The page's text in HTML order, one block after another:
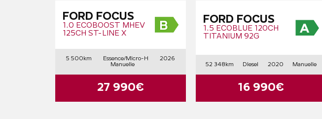
FORD FOCUS
1.0 ECOBOOST MHEV
125CH ST-LINE X
5 500km Essence/Micro-H
2026
Manuelle
27 990€
FORD FOCUS
1.5 ECOBLUE 120CH
TITANIUM 92G
52 348km Diesel 2020 Manuelle
16 990€